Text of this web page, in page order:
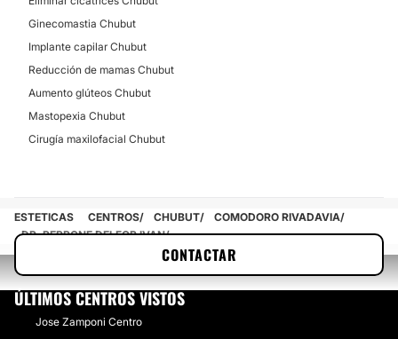
Rinomodelación
HIFU
Rejuvenecimiento facial
Hilos tensores
Eliminación ojeras
Medicina Ortomolecular
Blefaroplastia sin cirugía
DERMATOLOGÍA ESTÉTICA
Eliminar cicatrices
Ginecomastia Chubut
Implante capilar Chubut
Reducción de mamas Chubut
Aumento glúteos Chubut
Mastopexia Chubut
Cirugía maxilofacial Chubut
CONTACTAR
ESTETICAS CENTROS CHUBUT
COMODORO RIVADAVIA
DR. PERRONE DELFOR IVAN
ÚLTIMOS CENTROS VISTOS
Jose Zamponi Centro